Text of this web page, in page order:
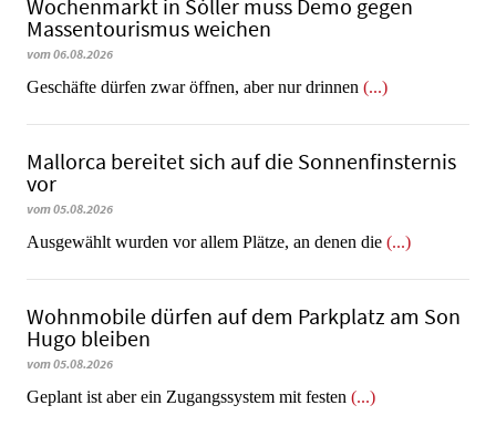
Wochenmarkt in Sóller muss Demo gegen
Massentourismus weichen
vom 06.08.2026
Geschäfte dürfen zwar öffnen, aber nur drinnen (...)
Mallorca bereitet sich auf die Sonnenfinsternis
vor
vom 05.08.2026
Ausgewählt wurden vor allem Plätze, an denen die (...)
Wohnmobile dürfen auf dem Parkplatz am Son
Hugo bleiben
vom 05.08.2026
Geplant ist aber ein Zugangssystem mit festen (...)